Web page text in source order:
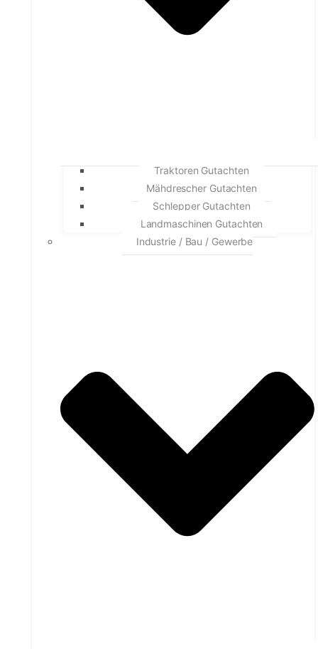
Traktoren Gutachten
Mähdrescher Gutachten
Schlepper Gutachten
Landmaschinen Gutachten
Industrie / Bau / Gewerbe